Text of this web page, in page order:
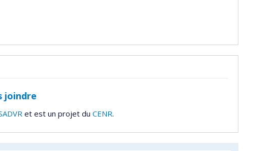
joindre
et est un projet du CENR.